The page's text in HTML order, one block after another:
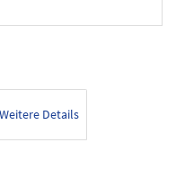
Weitere Details